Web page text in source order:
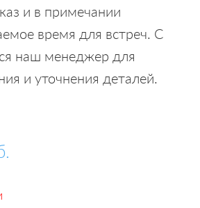
и в примечании
время для встреч. С
наш менеджер для
и уточнения деталей.